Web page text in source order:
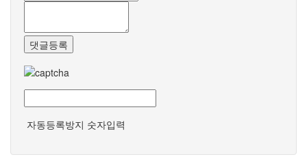
댓글등록
자동등록방지 숫자입력